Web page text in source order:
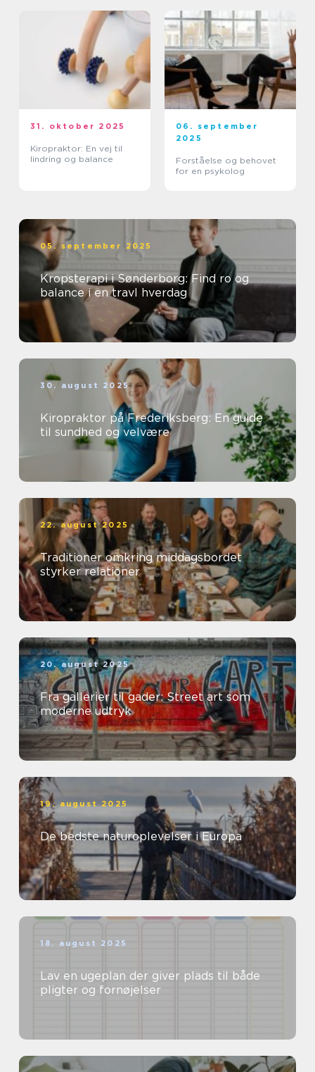
31. oktober 2025
Kiropraktor: En vej til
lindring og balance
06. september
2025
Forståelse og behovet
for en psykolog
05. september 2025
Kropsterapi i Sønderborg: Find ro og
balance i en travl hverdag
30. august 2025
Kiropraktor på Frederiksberg: En guide
til sundhed og velvære
22. august 2025
Traditioner omkring middagsbordet
styrker relationer
20. august 2025
Fra gallerier til gader: Street art som
moderne udtryk
19. august 2025
De bedste naturoplevelser i Europa
18. august 2025
Lav en ugeplan der giver plads til både
pligter og fornøjelser